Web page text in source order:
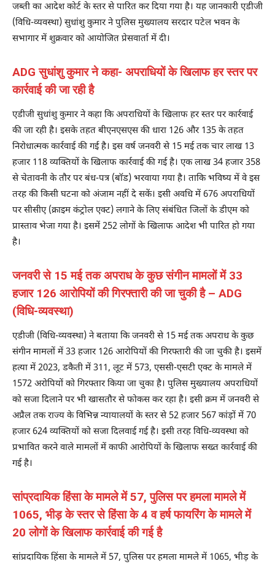
जब्ती का आदेश कोर्ट के स्तर से पारित कर दिया गया है। यह जानकारी एडीजी
(विधि-व्यवस्था) सुधांशु कुमार ने पुलिस मुख्यालय सरदार पटेल भवन के
सभागार में शुक्रवार को आयोजित प्रेसवार्ता में दी।
ADG सुधांशु कुमार ने कहा- अपराधियों के खिलाफ हर स्तर पर
कार्रवाई की जा रही है
एडीजी सुधांशु कुमार ने कहा कि अपराधियों के खिलाफ हर स्तर पर कार्रवाई
की जा रही है। इसके तहत बीएनएसएस की धारा 126 और 135 के तहत
निरोधात्मक कार्रवाई की गई है। इस वर्ष जनवरी से 15 मई तक चार लाख 13
हजार 118 व्यक्तियों के खिलाफ कार्रवाई की गई है। एक लाख 34 हजार 358
से चेतावनी के तौर पर बंध-पत्र (बॉड) भरवाया गया है। ताकि भविष्य में वे इस
तरह की किसी घटना को अंजाम नहीं दे सकें। इसी अवधि में 676 अपराधियों
पर सीसीए (क्राइम कंट्रोल एक्ट) लगाने के लिए संबंधित जिलों के डीएम को
प्रास्ताव भेजा गया है। इसमें 252 लोगों के खिलाफ आदेश भी पारित हो गया
है।
जनवरी से 15 मई तक अपराध के कुछ संगीन मामलों में 33
हजार 126 आरोपियों की गिरफ्तारी की जा चुकी है – ADG
(विधि-व्यवस्था)
एडीजी (विधि-व्यवस्था) ने बताया कि जनवरी से 15 मई तक अपराध के कुछ
संगीन मामलों में 33 हजार 126 आरोपियों की गिरफ्तारी की जा चुकी है। इसमें
हत्या में 2023, डकैती में 311, लूट में 573, एससी-एसटी एक्ट के मामले में
1572 अरोपियों को गिरफ्तार किया जा चुका है। पुलिस मुख्यालय अपराधियों
को सजा दिलाने पर भी खासतौर से फोकस कर रहा है। इसी क्रम में जनवरी से
अप्रैल तक राज्य के विभिन्न न्यायालयों के स्तर से 52 हजार 567 कांड़ों में 70
हजार 624 व्यक्तियों को सजा दिलवाई गई है। इसी तरह विधि-व्यवस्था को
प्रभावित करने वाले मामलों में काफी आरोपियों के खिलाफ सख्त कार्रवाई की
गई है।
सांप्रदायिक हिंसा के मामले में 57, पुलिस पर हमला मामले में
1065, भीड़ के स्तर से हिंसा के 4 व हर्ष फायरिंग के मामले में
20 लोगों के खिलाफ कार्रवाई की गई है
सांप्रदायिक हिंसा के मामले में 57, पुलिस पर हमला मामले में 1065, भीड़ के